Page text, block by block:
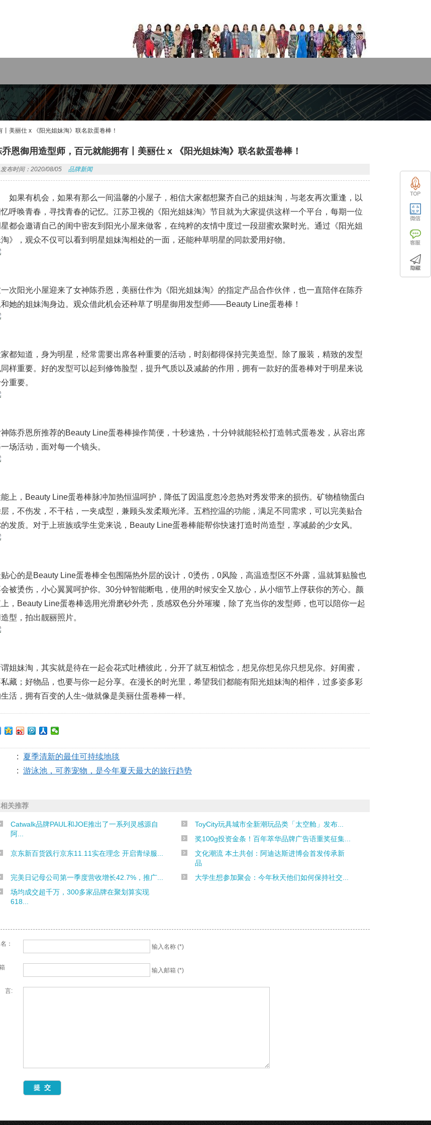
美丽仕 x 《阳光姐妹淘》联名款蛋卷棒！
乔恩御用造型师，百元就能拥有丨美丽仕 x 《阳光姐妹淘》联名款蛋卷棒！
发布时间：2020/08/05 品牌新闻
如果有机会，如果有那么一间温馨的小屋子，相信大家都想聚齐自己的姐妹淘，与老友再次重逢，以
忆呼唤青春，寻找青春的记忆。江苏卫视的《阳光姐妹淘》节目就为大家提供这样一个平台，每期一位
星都会邀请自己的闺中密友到阳光小屋来做客，在纯粹的友情中度过一段甜蜜欢聚时光。通过《阳光姐
》，观众不仅可以看到明星姐妹淘相处的一面，还能种草明星的同款爱用好物。
次阳光小屋迎来了女神陈乔恩，美丽仕作为《阳光姐妹淘》的指定产品合作伙伴，也一直陪伴在陈乔
和她的姐妹淘身边。观众借此机会还种草了明星御用发型师——Beauty Line蛋卷棒！
家都知道，身为明星，经常需要出席各种重要的活动，时刻都得保持完美造型。除了服装，精致的发型
样重要。好的发型可以起到修饰脸型，提升气质以及减龄的作用，拥有一款好的蛋卷棒对于明星来说
重要。
陈乔恩所推荐的Beauty Line蛋卷棒操作简便，十秒速热，十分钟就能轻松打造韩式蛋卷发，从容出席
场活动，面对每一个镜头。
上，Beauty Line蛋卷棒脉冲加热恒温呵护，降低了因温度忽冷忽热对秀发带来的损伤。矿物植物蛋白
，不伤发，不干枯，一夹成型，兼顾头发柔顺光泽。五档控温的功能，满足不同需求，可以完美贴合
发质。对于上班族或学生党来说，Beauty Line蛋卷棒能帮你快速打造时尚造型，享减龄的少女风。
心的是Beauty Line蛋卷棒全包围隔热外层的设计，0烫伤，0风险，高温造型区不外露，温就算贴脸也
被烫伤，小心翼翼呵护你。30分钟智能断电，使用的时候安全又放心，从小细节上俘获你的芳心。颜
，Beauty Line蛋卷棒选用光滑磨砂外壳，质感双色分外璀璨，除了充当你的发型师，也可以陪你一起
造型，拍出靓丽照片。
谓姐妹淘，其实就是待在一起会花式吐槽彼此，分开了就互相惦念，想见你想见你只想见你。好闺蜜，
藏；好物品，也要与你一起分享。在漫长的时光里，希望我们都能有阳光姐妹淘的相伴，过多姿多彩
活，拥有百变的人生~做就像是美丽仕蛋卷棒一样。
:
夏季清新的最佳可持续地毯
: 游泳池，可养宠物，是今年夏天最大的旅行趋势
相关推荐
Catwalk品牌PAUL和JOE推出了一系列灵感源自
阿...
ToyCity玩具城市全新潮玩品类「太空舱」发布...
奖100g投资金条！百年萃华品牌广告语重奖征集...
京东新百货践行京东11.11实在理念 开启青绿服...
文化潮流 本土共创：阿迪达斯进博会首发传承新
品
完美日记母公司第一季度营收增长42.7%，推广...
大学生想参加聚会：今年秋天他们如何保持社交...
场均成交超千万，300多家品牌在聚划算实现
618...
： 输入名称 (*)
输入邮箱 (*)
言: